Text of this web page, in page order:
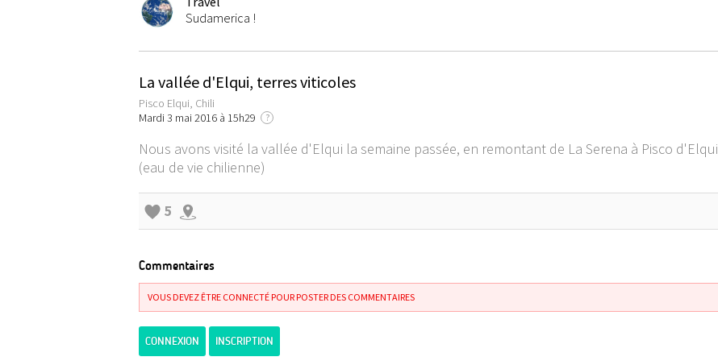
Sudamerica !
La vallée d'Elqui, terres viticoles
Pisco Elqui, Chili
Mardi 3 mai 2016 à 15h29
?
Nous avons visité la vallée d'Elqui la semaine passée, en remontant de La Serena à Pisco
(eau de vie chilienne)
5
Commentaires
VOUS DEVEZ ÊTRE CONNECTÉ POUR POSTER DES COMMENTAIRES
CONNEXION INSCRIPTION